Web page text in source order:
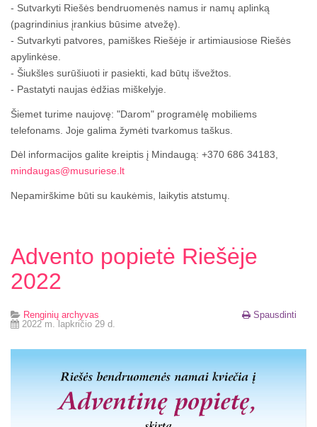
- Sutvarkyti Riešės bendruomenės namus ir namų aplinką
(pagrindinius įrankius būsime atvežę).
- Sutvarkyti patvores, pamiškes Riešėje ir artimiausiose Riešės
apylinkėse.
- Šiukšles surūšiuoti ir pasiekti, kad būtų išvežtos.
- Pastatyti naujas ėdžias miškelyje.
Šiemet turime naujovę: "Darom" programėlę mobiliems
telefonams. Joje galima žymėti tvarkomus taškus.
Dėl informacijos galite kreiptis į Mindaugą: +370 686 34183,
mindaugas@musuriese.lt
Nepamirškime būti su kaukėmis, laikytis atstumų.
Advento popietė Riešėje
2022
Spausdinti
Renginių archyvas
2022 m. lapkričio 29 d.